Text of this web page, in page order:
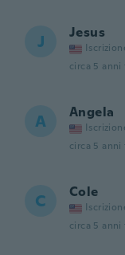
J Jesus
circa 5 anni
A Angela
circa 5 anni
C Cole
circa 5 anni